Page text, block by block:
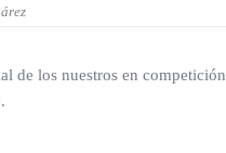
de los nuestros en